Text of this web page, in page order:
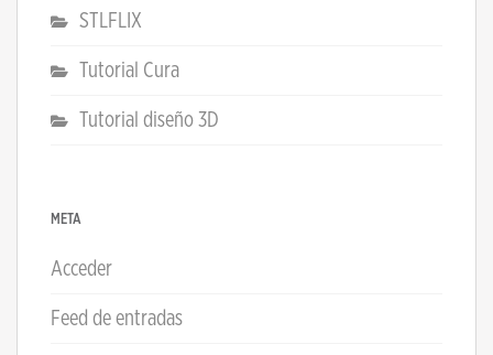
STLFLIX
Tutorial Cura
Tutorial diseño 3D
META
Acceder
Feed de entradas